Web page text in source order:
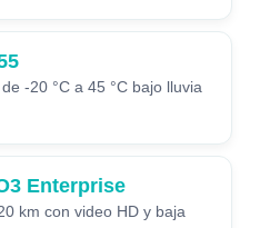
-20 °C a 45 °C bajo lluvia
Enterprise
km con video HD y baja